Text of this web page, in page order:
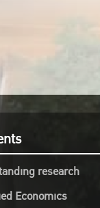
research
Economics